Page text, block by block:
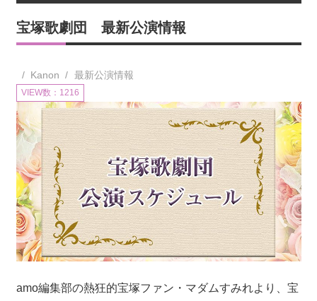
宝塚歌劇団 最新公演情報
Kanon 最新公演情報
VIEW数：1216
amo編集部の熱狂的宝塚ファン・マダムすみれより、宝